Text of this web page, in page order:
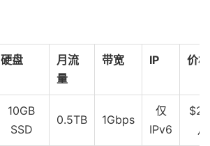
硬盘
月流
量
带宽 IP 价格
10GB
SSD
0.5TB 1Gbps
仅
IPv6
月